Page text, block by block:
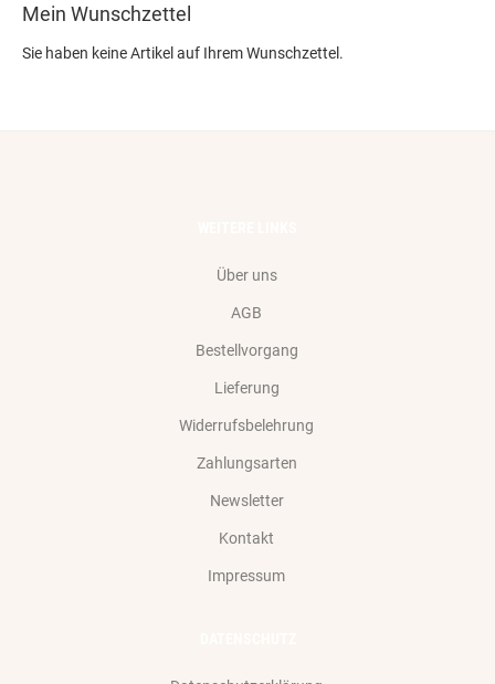
Mein Wunschzettel
Sie haben keine Artikel auf Ihrem Wunschzettel.
Über uns
AGB
Bestellvorgang
Lieferung
Widerrufsbelehrung
Zahlungsarten
Newsletter
Kontakt
Impressum